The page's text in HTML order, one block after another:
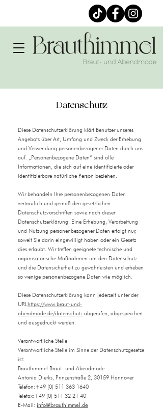
Datenschutz
Diese Datenschutzerklärung klärt Benutzer unseres
Angebots über Art, Umfang und Zweck der Erhebung
und Verwendung personenbezogener Daten durch uns
auf. „Personenbezogene Daten“ sind alle
Informationen, die sich auf eine identifizierte oder
identifizierbare natürliche Person beziehen.
Wir behandeln Ihre personenbezogenen Daten
vertraulich und gemäß den gesetzlichen
Datenschutzvorschriften sowie nach dieser
Datenschutzerklärung. Eine Erhebung, Verarbeitung
und Nutzung personenbezogener Daten erfolgt nur,
soweit Sie darin eingewilligt haben oder ein Gesetz
dies erlaubt. Wir treffen geeignete technische und
organisatorische Maßnahmen um den Datenschutz
und die Datensicherheit zu gewährleisten und erheben
so wenige personenbezogene Daten wie möglich.
Diese Datenschutzerklärung kann jederzeit unter der
URLhttps://www.braut-und-
abendmode.de/datenschutz abgerufen, abgespeichert
und ausgedruckt werden.
Verantwortliche Stelle
Verantwortliche Stelle im Sinne der Datenschutzgesetze
ist:
Brauthimmel Braut- und Abendmode
Antonia Dierks, Prinzenstraße 2, 30159 Hannover
Telefon:+49 (0) 511 363 1640
Telefax:+49 (0) 511 32 21 40
E-Mail: info@brauthimmel.de